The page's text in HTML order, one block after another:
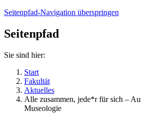
Seitenpfad-Navigation überspringen
Seitenpfad
Sie sind hier:
Start
Fakultät
Aktuelles
Alle zusammen, jede*r für sich –
Museologie